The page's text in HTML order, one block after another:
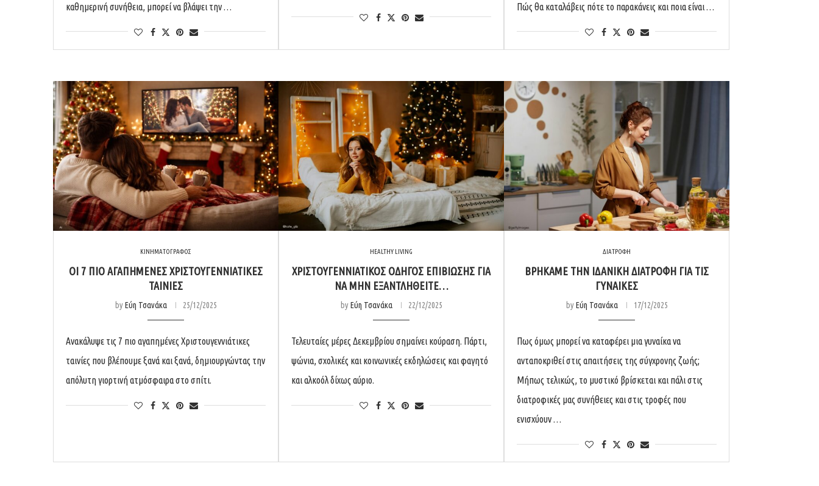
καθημερινή συνήθεια, μπορεί να βλάψει την …
Πώς θα καταλάβεις πότε το παρακάνεις και ποια είναι …
ΚΙΝΗΜΑΤΟΓΡΑΦΟΣ
ΟΙ 7 ΠΙΟ ΑΓΑΠΗΜΈΝΕΣ ΧΡΙΣΤΟΥΓΕΝΝΙΆΤΙΚΕΣ
ΤΑΙΝΊΕΣ
byΕύη Τσανάκα 25/12/2025
Ανακάλυψε τις 7 πιο αγαπημένες Χριστουγεννιάτικες
ταινίες που βλέπουμε ξανά και ξανά, δημιουργώντας την
απόλυτη γιορτινή ατμόσφαιρα στο σπίτι.
HEALTHY LIVING
ΧΡΙΣΤΟΥΓΕΝΝΙΆΤΙΚΟΣ ΟΔΗΓΌΣ ΕΠΙΒΊΩΣΗΣ ΓΙΑ
ΝΑ ΜΗΝ ΕΞΑΝΤΛΗΘΕΊΤΕ…
byΕύη Τσανάκα 22/12/2025
Τελευταίες μέρες Δεκεμβρίου σημαίνει κούραση. Πάρτι,
ψώνια, σχολικές και κοινωνικές εκδηλώσεις και φαγητό
και αλκοόλ δίχως αύριο.
ΔΙΑΤΡΟΦΗ
ΒΡΉΚΑΜΕ ΤΗΝ ΙΔΑΝΙΚΉ ΔΙΑΤΡΟΦΉ ΓΙΑ ΤΙΣ
ΓΥΝΑΊΚΕΣ
byΕύη Τσανάκα 17/12/2025
Πως όμως μπορεί να καταφέρει μια γυναίκα να
ανταποκριθεί στις απαιτήσεις της σύγχρονης ζωής;
Μήπως τελικώς, το μυστικό βρίσκεται και πάλι στις
διατροφικές μας συνήθειες και στις τροφές που
ενισχύουν …